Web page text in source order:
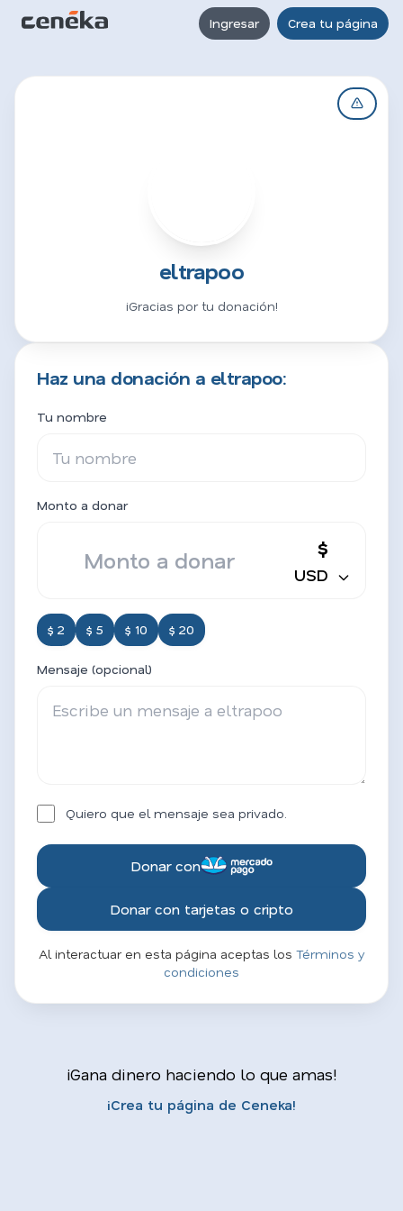
Ingresar Crea tu página
eltrapoo
¡Gracias por tu donación!
Haz una donación a eltrapoo:
Tu nombre
Monto a donar
$
USD
$ 2 $ 5 $ 10 $ 20
Mensaje (opcional)
Quiero que el mensaje sea privado.
Donar con
Donar con tarjetas o cripto
Al interactuar en esta página aceptas los Términos y
condiciones
¡Gana dinero haciendo lo que amas!
¡Crea tu página de Ceneka!